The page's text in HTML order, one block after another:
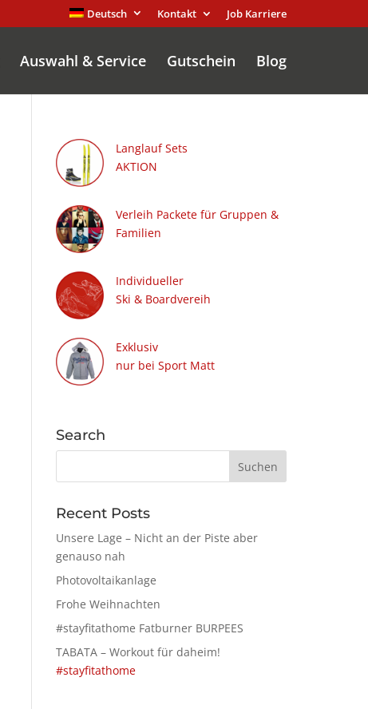
Deutsch Kontakt Job Karriere
Auswahl & Service Gutschein Blog
Langlauf Sets
AKTION
Verleih Packete für Gruppen &
Familien
Individueller
Ski & Boardvereih
Exklusiv
nur bei Sport Matt
Search
Recent Posts
Unsere Lage – Nicht an der Piste aber
genauso nah
Photovoltaikanlage
Frohe Weihnachten
#stayfitathome Fatburner BURPEES
TABATA – Workout für daheim!
#stayfitathome